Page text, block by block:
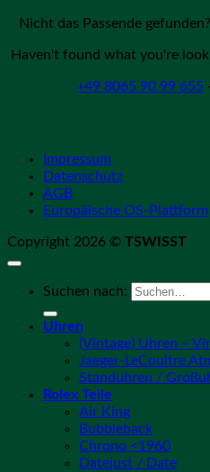
Nicht das Passende
Haven't found what you're
+49 8065 90 99 655
Impressum
Datenschutz
AGB
Europäische OS-Plattform
Copyright 2026 © TSWISST
Suchen nach:
Uhren
(Vintage) Uhren –
Jaeger-LeCoultre
Standuhren /
Rolex Teile
Air King
Bubbleback
Chrono <1960
Datejust / Date